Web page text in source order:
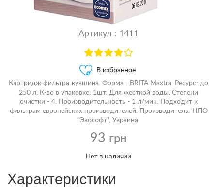
Артикул : 1411
В избранное
Картридж фильтра-кувшина. Форма - BRITA Maxtra. Ресурс: до
250 л. К-во в упаковке: 1шт. Для жесткой воды. Степени
очистки - 4. Производительность - 1 л/мин. Подходит к
фильтрам европейских производителей. Производитель: НПО
"Экософт", Украина.
93 грн
Нет в наличии
Характеристики